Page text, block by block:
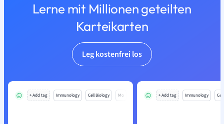
Lerne mit Millionen geteilten
Karteikarten
Leg kostenfrei los
+ Add tag Immunology Cell Biology Mo + Add tag Immunology